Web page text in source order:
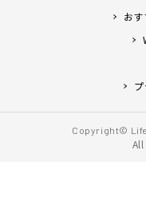
おす
Copyright©
All